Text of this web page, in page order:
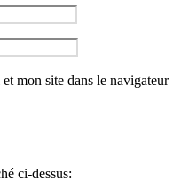
mon site dans le navigateur
ci-dessus: